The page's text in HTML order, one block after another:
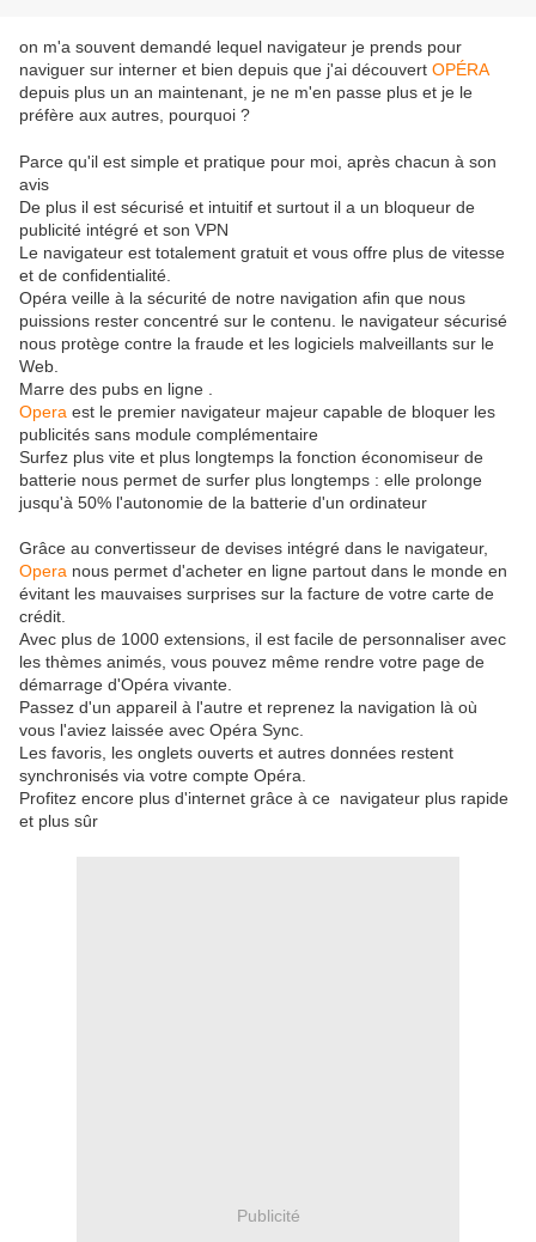
on m'a souvent demandé lequel navigateur je prends pour
naviguer sur interner et bien depuis que j'ai découvert OPÉRA
depuis plus un an maintenant, je ne m'en passe plus et je le
préfère aux autres, pourquoi ?
Parce qu'il est simple et pratique pour moi, après chacun à son
avis
De plus il est sécurisé et intuitif et surtout il a un bloqueur de
publicité intégré et son VPN
Le navigateur est totalement gratuit et vous offre plus de vitesse
et de confidentialité.
Opéra veille à la sécurité de notre navigation afin que nous
puissions rester concentré sur le contenu. le navigateur sécurisé
nous protège contre la fraude et les logiciels malveillants sur le
Web.
Marre des pubs en ligne .
Opera est le premier navigateur majeur capable de bloquer les
publicités sans module complémentaire
Surfez plus vite et plus longtemps la fonction économiseur de
batterie nous permet de surfer plus longtemps : elle prolonge
jusqu'à 50% l'autonomie de la batterie d'un ordinateur
Grâce au convertisseur de devises intégré dans le navigateur,
Opera nous permet d'acheter en ligne partout dans le monde en
évitant les mauvaises surprises sur la facture de votre carte de
crédit.
Avec plus de 1000 extensions, il est facile de personnaliser avec
les thèmes animés, vous pouvez même rendre votre page de
démarrage d'Opéra vivante.
Passez d'un appareil à l'autre et reprenez la navigation là où
vous l'aviez laissée avec Opéra Sync.
Les favoris, les onglets ouverts et autres données restent
synchronisés via votre compte Opéra.
Profitez encore plus d'internet grâce à ce navigateur plus rapide
et plus sûr
Publicité